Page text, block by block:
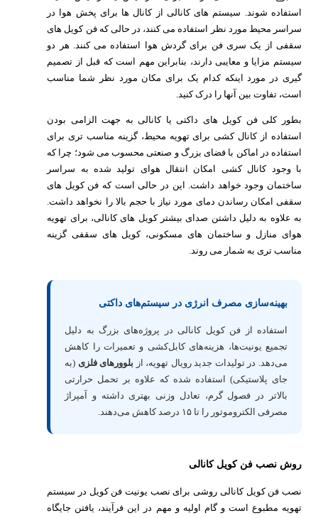
استفاده شوند. سیستم های کانالی از کانال ها برای پخش هوا در
سراسر محیط مورد نظر استفاده می کنند، در حالی که فن کویل های
سقفی از یک سری فن برای گردش هوا استفاده می کنند. هر دو
سیستم مزایا و معایبی دارند، بنابراین مهم است که قبل از تصمیم
گیری در مورد اینکه کدام یک برای مکان مورد نظر شما مناسب
است، تفاوت بین آنها را درک کنید.
بطور کلی فن کویل های داکتی یا کانالی به جهت الزامی بودن
استفاده از کانال کشی برای تهویه محیط، گزینه مناسب تری برای
استفاده در اماکن با فضای بزرگ و صنعتی محسوب می شود؛ چرا که
با وجود کانال کشی امکان انتقال هوای تولید شده به سراسر
ساختمان وجود خواهد داشت. این در حالی است که فن کویل های
سقفی امکان رساندن دمای مورد نیاز با حجم بالا را نخواهد داشت.
به علاوه به دلیل داشتن صدای بیشتر کویل های کانالی، برای تهویه
هوای منازل و ساختمان های مسکونی، کویل های سقفی گزینه
مناسب تری به شمار می روند.
بهینه‌سازی مصرف انرژی در سیستم‌های داکتی
استفاده از فن کویل کانالی در پروژه‌های بزرگ به دلیل
تجمیع یونیت‌ها، هزینه‌های کابل‌کشی و تعمیرات را کاهش
می‌دهد. در تولیدات جدید رویال تهویه، از بلوورهای فلزی (به
جای پلاستیکی) استفاده شده که علاوه بر تحمل حرارتی
بالاتر در فصول گرم، تعادل وزنی بهتری داشته و آمپراژ
مصرفی الکتروموتور را تا ۱۵ درصد کاهش می‌دهند.
روش نصب فن کویل کانالی
نصب فن کویل کانالی روشی برای نصب یونیت فن کویل در سیستم
تهویه مطبوع است و گام اولیه و مهم در این فرآیند، یافتن جایگاه